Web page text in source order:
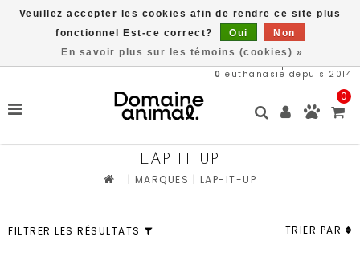
564animaux adoptés en 2026
0 euthanasie depuis 2014
0
LAP-IT-UP
| MARQUES | LAP-IT-UP
FILTRER LES RÉSULTATS TRIER PAR
Veuillez accepter les cookies afin de rendre ce site plus
fonctionnel Est-ce correct?
Oui
Non
En savoir plus sur les témoins (cookies) »
Livraison gratuite à partir de 89$*